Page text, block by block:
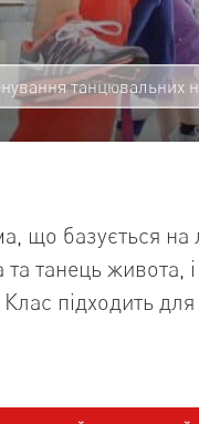
танцювальних
що базується на
танець живота,
підходить для